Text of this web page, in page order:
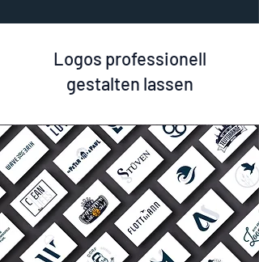
Logos professionell
gestalten lassen